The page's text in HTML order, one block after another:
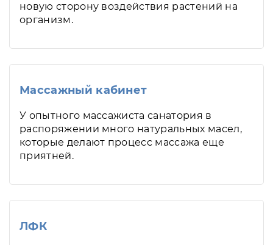
новую сторону воздействия растений на
организм.
Массажный кабинет
У опытного массажиста санатория в
распоряжении много натуральных масел,
которые делают процесс массажа еще
приятней.
ЛФК